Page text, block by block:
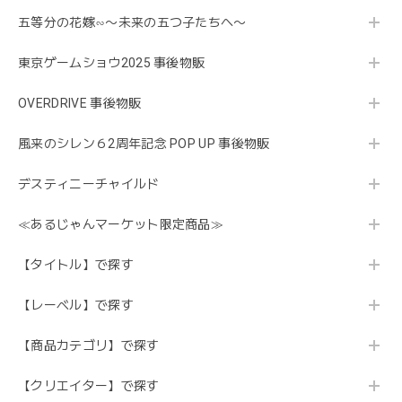
五等分の花嫁∽〜未来の五つ子たちへ〜
東京ゲームショウ2025 事後物販
OVERDRIVE 事後物販
風来のシレン６2周年記念 POP UP 事後物販
デスティニーチャイルド
≪あるじゃんマーケット限定商品≫
【タイトル】で探す
【レーベル】で探す
【商品カテゴリ】で探す
【クリエイター】で探す